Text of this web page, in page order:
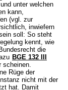
unter welchen
kann,
(vgl. zur
inwiefern
soll: So steht
kennt, wie
die
BGE 132 III
scheinen.
Rüge der
nicht mit der
hat. Damit